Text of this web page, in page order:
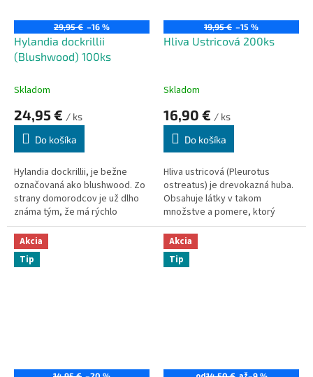
29,95 € –16 %
Hylandia dockrillii
(Blushwood) 100ks
Skladom
24,95 € / ks
Do košíka
Hylandia dockrillii, je bežne
označovaná ako blushwood. Zo
strany domorodcov je už dlho
známa tým, že má rýchlo
pôsobiace liečivé
vlastnosti.
onkologických ochoreniach.
tableta obsahuje: Hylandia
19,95 € –15 %
Hliva Ustricová 200ks
Skladom
16,90 € / ks
Do košíka
Hliva ustricová (Pleurotus
ostreatus) je drevokazná huba.
Obsahuje látky v takom
množstve a pomere, ktorý
ľudskému organizmu maximálne
vyhovuje.
sapri chronických infekciách a
zápaloch,
Akcia
Tip
Akcia
Tip